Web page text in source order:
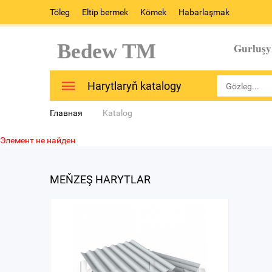
Töleg Eltip bermek Kömek Habarlaşmak
Bedew TM
Harytlaryň katalogy
Главная Katalog
Элемент не найден
MEŇZEŞ HARYTLAR